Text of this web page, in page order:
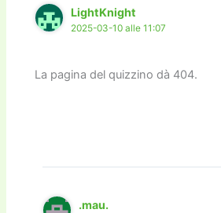
LightKnight
2025-03-10 alle 11:07
La pagina del quizzino dà 404.
.mau.